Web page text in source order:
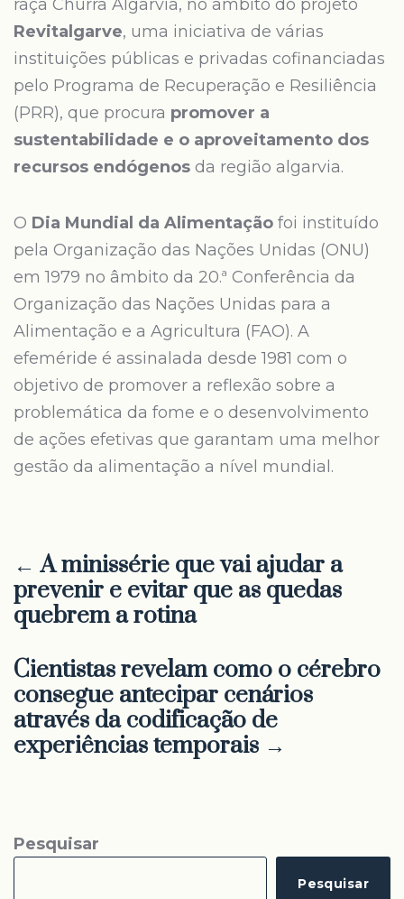
raça Churra Algarvia, no âmbito do projeto
Revitalgarve, uma iniciativa de várias
instituições públicas e privadas cofinanciadas
pelo Programa de Recuperação e Resiliência
(PRR), que procura promover a
sustentabilidade e o aproveitamento dos
recursos endógenos da região algarvia.
O Dia Mundial da Alimentação foi instituído
pela Organização das Nações Unidas (ONU)
em 1979 no âmbito da 20.ª Conferência da
Organização das Nações Unidas para a
Alimentação e a Agricultura (FAO). A
efeméride é assinalada desde 1981 com o
objetivo de promover a reflexão sobre a
problemática da fome e o desenvolvimento
de ações efetivas que garantam uma melhor
gestão da alimentação a nível mundial.
← A minissérie que vai ajudar a
prevenir e evitar que as quedas
quebrem a rotina
Cientistas revelam como o cérebro
consegue antecipar cenários
através da codificação de
experiências temporais →
Pesquisar
Pesquisar